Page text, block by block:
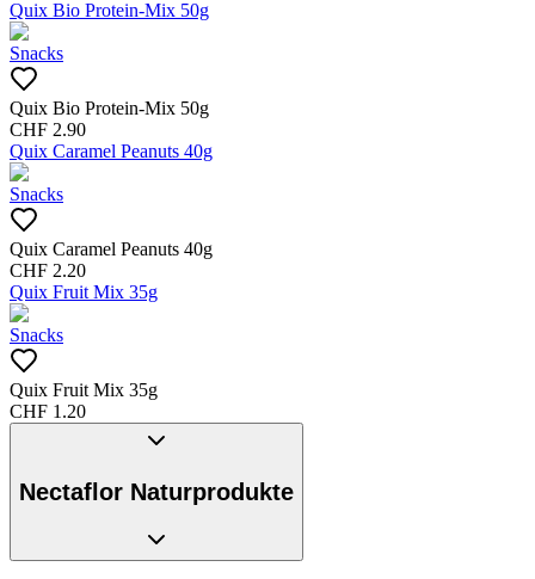
Quix Bio Protein-Mix 50g
Snacks
Quix Bio Protein-Mix 50g
CHF 2.90
Quix Caramel Peanuts 40g
Snacks
Quix Caramel Peanuts 40g
CHF 2.20
Quix Fruit Mix 35g
Snacks
Quix Fruit Mix 35g
CHF 1.20
Nectaflor Naturprodukte